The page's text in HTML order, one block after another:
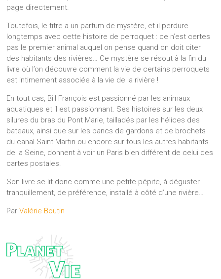
page directement.
Toutefois, le titre a un parfum de mystère, et il perdure
longtemps avec cette histoire de perroquet : ce n’est certes
pas le premier animal auquel on pense quand on doit citer
des habitants des rivières… Ce mystère se résout à la fin du
livre où l’on découvre comment la vie de certains perroquets
est intimement associée à la vie de la rivière !
En tout cas, Bill François est passionné par les animaux
aquatiques et il est passionnant. Ses histoires sur les deux
silures du bras du Pont Marie, tailladés par les hélices des
bateaux, ainsi que sur les bancs de gardons et de brochets
du canal Saint-Martin ou encore sur tous les autres habitants
de la Seine, donnent à voir un Paris bien différent de celui des
cartes postales.
Son livre se lit donc comme une petite pépite, à déguster
tranquillement, de préférence, installé à côté d’une rivière…
ParValérie Boutin